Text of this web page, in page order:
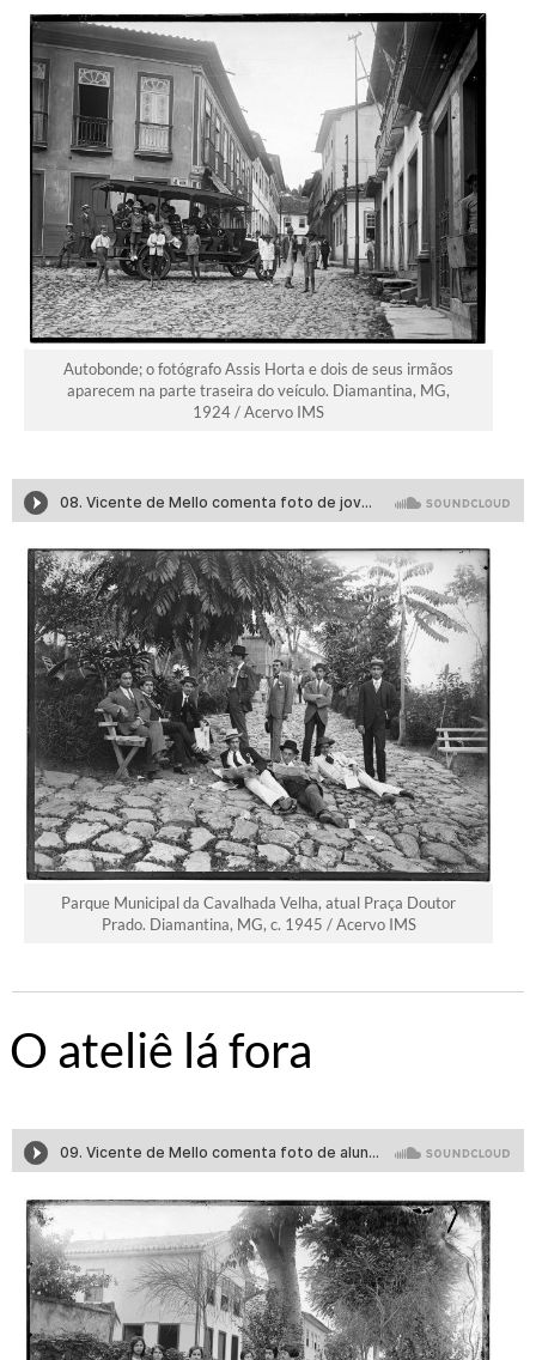
Autobonde; o fotógrafo Assis Horta e dois de seus irmãos
aparecem na parte traseira do veículo. Diamantina, MG,
1924 / Acervo IMS
Parque Municipal da Cavalhada Velha, atual Praça Doutor
Prado. Diamantina, MG, c. 1945 / Acervo IMS
O ateliê lá fora